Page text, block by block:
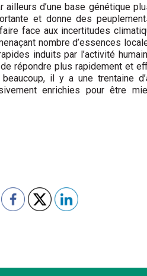
d’une base génétique
et donne des
face aux incertitudes
nombre d’essences
induits par l’activité
répondre plus rapidement et
il y a une trentaine
enrichies pour être